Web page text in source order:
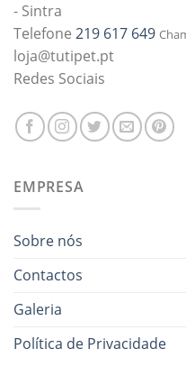
- Sintra
Telefone 219 617 649
loja@tutipet.pt
Redes Sociais
EMPRESA
Sobre nós
Contactos
Galeria
Política de Privacidade